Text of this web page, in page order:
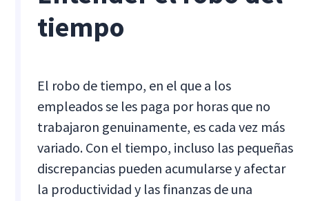
tiempo
El robo de tiempo, en el que a los
empleados se les paga por horas que no
trabajaron genuinamente, es cada vez más
variado. Con el tiempo, incluso las pequeñas
discrepancias pueden acumularse y afectar
la productividad y las finanzas de una